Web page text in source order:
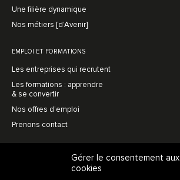
Gérer le consentement aux
cookies
Une filière dynamique
Nos métiers [d’Avenir]
EMPLOI ET FORMATIONS
Les entreprises qui recrutent
Les formations : apprendre
& se convertir
Nos offres d’emploi
Prenons contact
L’association, en bref